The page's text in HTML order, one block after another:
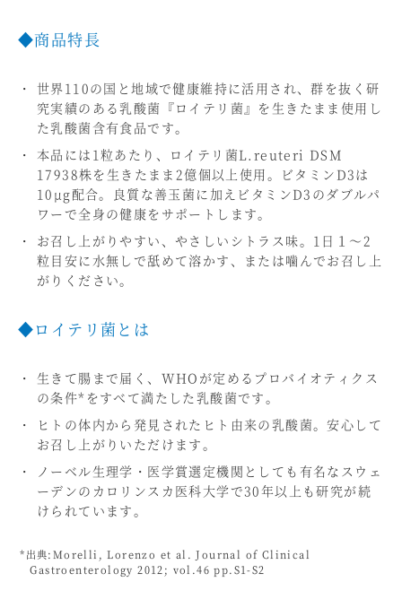
◆商品特長
世界110の国と地域で健康維持に活用され、群を抜く研
究実績のある乳酸菌『ロイテリ菌』を生きたまま使用し
た乳酸菌含有食品です。
本品には1粒あたり、ロイテリ菌L.reuteri DSM
17938株を生きたまま2億個以上使用。ビタミンD3は
10μg配合。良質な善玉菌に加えビタミンD3のダブルパ
ワーで全身の健康をサポートします。
お召し上がりやすい、やさしいシトラス味。1日１～2
粒目安に水無しで舐めて溶かす、または噛んでお召し上
がりください。
◆ロイテリ菌とは
生きて腸まで届く、WHOが定めるプロバイオティクス
の条件*をすべて満たした乳酸菌です。
ヒトの体内から発見されたヒト由来の乳酸菌。安心して
お召し上がりいただけます。
ノーベル生理学・医学賞選定機関としても有名なスウェ
ーデンのカロリンスカ医科大学で30年以上も研究が続
けられています。
*出典:Morelli, Lorenzo et al. Journal of Clinical
Gastroenterology 2012; vol.46 pp.S1-S2